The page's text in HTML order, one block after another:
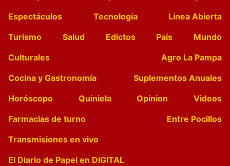
Espectáculos
Tecnología
Linea Abierta
Turismo
Salud Edictos País
Mundo
Culturales
Agro La Pampa
Cocina y Gastronomía
Suplementos Anuales
Horóscopo
Quiniela Opinion
Videos
Farmacias de turno
Entre Pocillos
Transmisiones en vivo
El Diario de Papel en DIGITAL